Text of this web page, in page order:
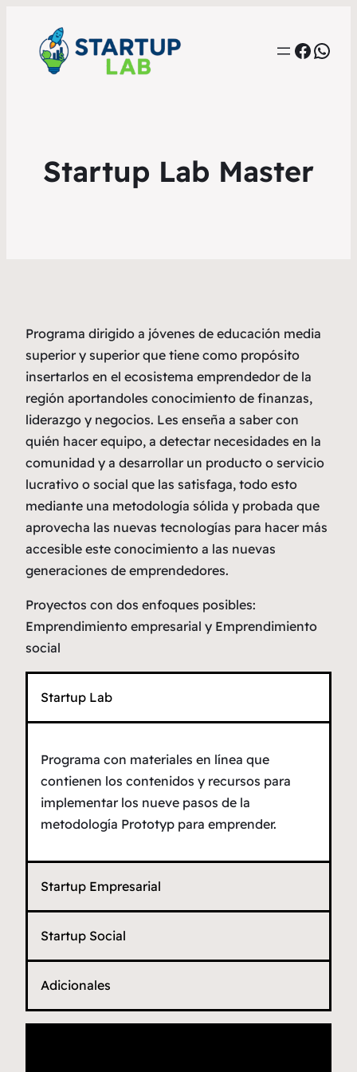
Startup Lab Master
Programa dirigido a jóvenes de educación media
superior y superior que tiene como propósito
insertarlos en el ecosistema emprendedor de la
región aportandoles conocimiento de finanzas,
liderazgo y negocios. Les enseña a saber con
quién hacer equipo, a detectar necesidades en la
comunidad y a desarrollar un producto o servicio
lucrativo o social que las satisfaga, todo esto
mediante una metodología sólida y probada que
aprovecha las nuevas tecnologías para hacer más
accesible este conocimiento a las nuevas
generaciones de emprendedores.
Proyectos con dos enfoques posibles:
Emprendimiento empresarial y Emprendimiento
social
Startup Lab
Programa con materiales en línea que
contienen los contenidos y recursos para
implementar los nueve pasos de la
metodología Prototyp para emprender.
Startup Empresarial
Startup Social
Adicionales